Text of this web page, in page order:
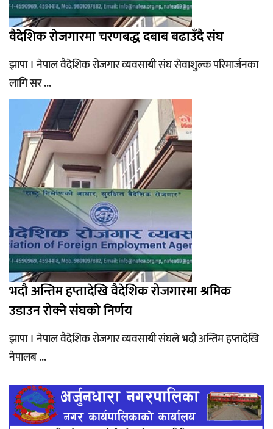
वैदेशिक रोजगारमा चरणबद्ध दबाब बढाउँदै संघ
झापा । नेपाल वैदेशिक रोजगार व्यवसायी संघ सेवाशुल्क परिमार्जनका
लागि सर ...
भदौ अन्तिम हप्तादेखि वैदेशिक रोजगारमा श्रमिक
उडाउन रोक्ने संघको निर्णय
झापा । नेपाल वैदेशिक रोजगार व्यवसायी संघले भदौ अन्तिम हप्तादेखि
नेपालब ...